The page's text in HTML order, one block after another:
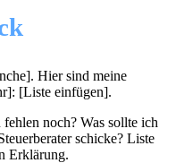
Hier sind meine
[Liste einfügen].
noch? Was sollte ich
schicke? Liste
Erklärung.